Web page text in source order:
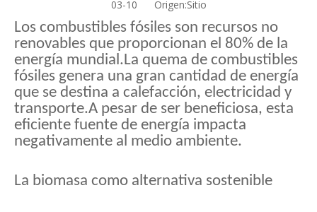
03-10 Origen:Sitio
Los combustibles fósiles son recursos no
renovables que proporcionan el 80% de la
energía mundial.La quema de combustibles
fósiles genera una gran cantidad de energía
que se destina a calefacción, electricidad y
transporte.A pesar de ser beneficiosa, esta
eficiente fuente de energía impacta
negativamente al medio ambiente.
La biomasa como alternativa sostenible